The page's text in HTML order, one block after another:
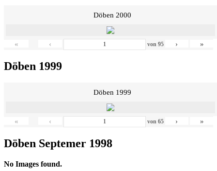
Döben 2000
« ‹ von 95 › »
Döben 1999
Döben 1999
« ‹ von 65 › »
Döben Septemer 1998
No Images found.